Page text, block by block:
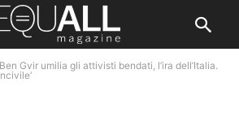
Ben Gvir umilia gli attivisti bendati, l’ira dell’Italia.